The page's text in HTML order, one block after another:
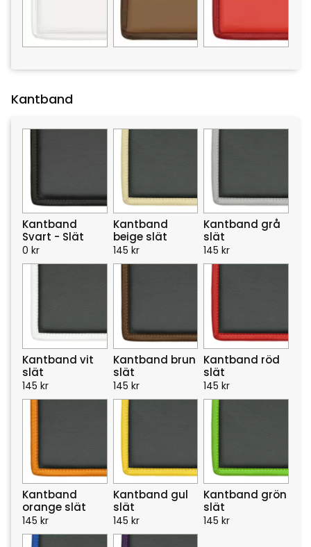
Kantband
Kantband
Svart - Slät
0 kr
Kantband
beige slät
145 kr
Kantband grå
slät
145 kr
Kantband vit
slät
145 kr
Kantband brun
slät
145 kr
Kantband röd
slät
145 kr
Kantband
orange slät
145 kr
Kantband gul
slät
145 kr
Kantband grön
slät
145 kr